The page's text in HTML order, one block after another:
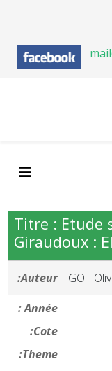
Titre : Etude
Giraudoux :
Auteur:
GOT
Année :
Cote:
Theme: